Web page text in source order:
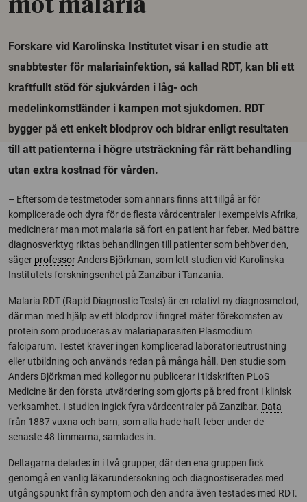
mot malaria
Forskare vid Karolinska Institutet visar i en studie att
snabbtester för malariainfektion, så kallad RDT, kan bli ett
kraftfullt stöd för sjukvården i låg- och
medelinkomstländer i kampen mot sjukdomen. RDT
bygger på ett enkelt blodprov och bidrar enligt resultaten
till att patienterna i högre utsträckning får rätt behandling
utan extra kostnad för vården.
– Eftersom de testmetoder som annars finns att tillgå är för
komplicerade och dyra för de flesta vårdcentraler i exempelvis Afrika,
medicinerar man mot malaria så fort en patient har feber. Med bättre
diagnosverktyg riktas behandlingen till patienter som behöver den,
säger professorAnders Björkman, som lett studien vid Karolinska
Institutets forskningsenhet på Zanzibar i Tanzania.
Malaria RDT (Rapid Diagnostic Tests) är en relativt ny diagnosmetod,
där man med hjälp av ett blodprov i fingret mäter förekomsten av
protein som produceras av malariaparasiten Plasmodium
falciparum. Testet kräver ingen komplicerad laboratorieutrustning
eller utbildning och används redan på många håll. Den studie som
Anders Björkman med kollegor nu publicerar i tidskriften PLoS
Medicine är den första utvärdering som gjorts på bred front i klinisk
verksamhet. I studien ingick fyra vårdcentraler på Zanzibar. Data
från 1887 vuxna och barn, som alla hade haft feber under de
senaste 48 timmarna, samlades in.
Deltagarna delades in i två grupper, där den ena gruppen fick
genomgå en vanlig läkarundersökning och diagnostiserades med
utgångspunkt från symptom och den andra även testades med RDT.